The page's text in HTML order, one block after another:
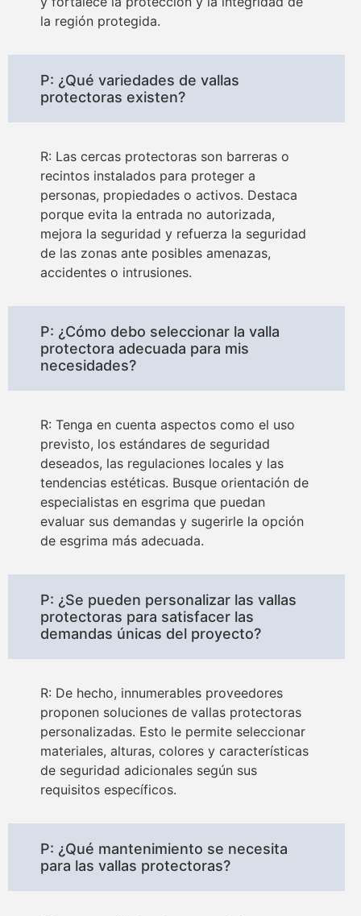
la región protegida.
P: ¿Qué variedades de vallas
protectoras existen?
R: Las cercas protectoras son barreras o
recintos instalados para proteger a
personas, propiedades o activos. Destaca
porque evita la entrada no autorizada,
mejora la seguridad y refuerza la seguridad
de las zonas ante posibles amenazas,
accidentes o intrusiones.
P: ¿Cómo debo seleccionar la valla
protectora adecuada para mis
necesidades?
R: Tenga en cuenta aspectos como el uso
previsto, los estándares de seguridad
deseados, las regulaciones locales y las
tendencias estéticas. Busque orientación de
especialistas en esgrima que puedan
evaluar sus demandas y sugerirle la opción
de esgrima más adecuada.
P: ¿Se pueden personalizar las vallas
protectoras para satisfacer las
demandas únicas del proyecto?
R: De hecho, innumerables proveedores
proponen soluciones de vallas protectoras
personalizadas. Esto le permite seleccionar
materiales, alturas, colores y características
de seguridad adicionales según sus
requisitos específicos.
P: ¿Qué mantenimiento se necesita
para las vallas protectoras?